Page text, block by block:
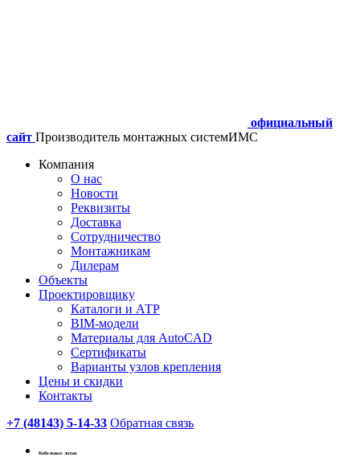
официальный
сайт Производитель монтажных системИМС
Компания
О нас
Новости
Реквизиты
Доставка
Сотрудничество
Монтажникам
Дилерам
Объекты
Проектировщику
Каталоги и АТР
BIM-модели
Материалы для AutoCAD
Сертификаты
Варианты узлов крепления
Цены и скидки
Контакты
+7 (48143) 5-14-33 Обратная связь
Кабельные лотки